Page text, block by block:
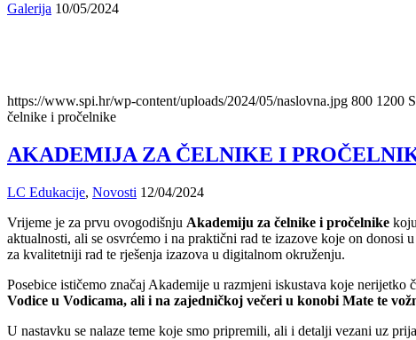
Galerija 10/05/2024
https://www.spi.hr/wp-content/uploads/2024/05/naslovna.jpg 800 1200
čelnike i pročelnike
AKADEMIJA ZA ČELNIKE I
LC Edukacije, Novosti 12/04/2024
Vrijeme je za prvu ovogodišnju Akademiju za čelnike i pročelnike
aktualnosti, ali se osvrćemo i na praktični rad te izazove koje on donosi
za kvalitetniji rad te rješenja izazova u digitalnom okruženju.
Posebice ističemo značaj Akademije u razmjeni iskustava koje
Vodice u Vodicama, ali i na zajedničkoj večeri u konobi Mate te
U nastavku se nalaze teme koje smo pripremili, ali i detalji vezani uz